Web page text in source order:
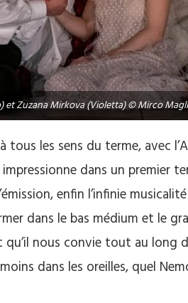
et Zuzana Mirkova (Violetta) © Mirco
les sens du terme, avec
impressionne dans un premier
enfin l’infinie
dans le bas médium et le
nous convie tout au long
dans les oreilles, quel